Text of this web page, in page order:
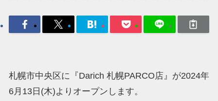
札幌市中央区に『Darich 札幌PARCO店』が2024年
6月13日(木)よりオープンします。